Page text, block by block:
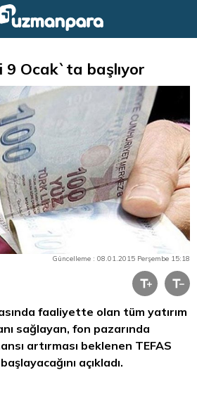
9 Ocak`ta başlıyor
Güncelleme : 08.01.2015 Perşembe 15:18
faaliyette olan tüm yatırım
sağlayan, fon pazarında
artırması beklenen TEFAS
açıkladı.